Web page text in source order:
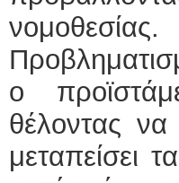
νομοθεσίας.
ο
θέλοντας
μεταπείσει